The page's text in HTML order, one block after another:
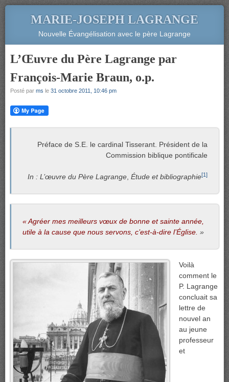
MARIE-JOSEPH LAGRANGE
Nouvelle Évangélisation avec le père Lagrange
L’Œuvre du Père Lagrange par
François-Marie Braun, o.p.
Posté par ms le 31 octobre 2011, 10:46 pm
Préface de S.E. le cardinal Tisserant. Président de la
Commission biblique pontificale
In : L’œuvre du Père Lagrange, Étude et bibliographie[1]
« Agréer mes meilleurs vœux de bonne et sainte année,
utile à la cause que nous servons, c’est-à-dire l’Église.»
Voilà
comment le
P. Lagrange
concluait sa
lettre de
nouvel an
au jeune
professeur
et